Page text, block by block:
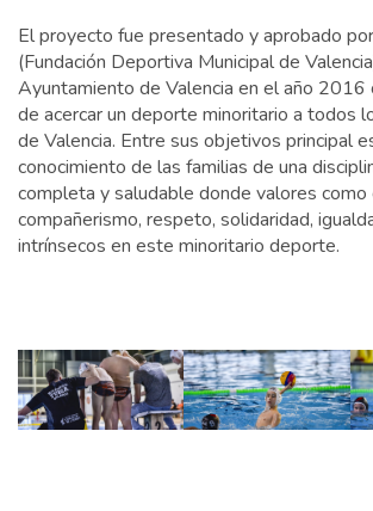
El proyecto fue presentado y aprobado
(Fundación Deportiva Municipal de
Ayuntamiento de Valencia en el año 2016
de acercar un deporte minoritario a todos
de Valencia. Entre sus objetivos principal
conocimiento de las familias de una
completa y saludable donde valores como
compañerismo, respeto, solidaridad,
intrínsecos en este minoritario deporte.